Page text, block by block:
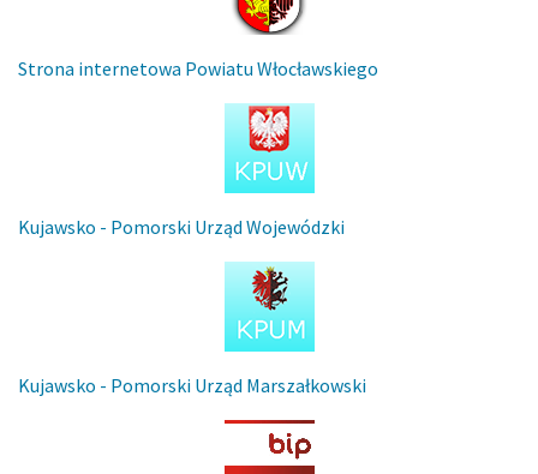
Strona internetowa Powiatu Włocławskiego
Kujawsko - Pomorski Urząd Wojewódzki
Kujawsko - Pomorski Urząd Marszałkowski